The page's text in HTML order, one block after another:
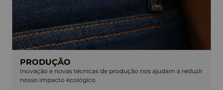
PRODUÇÃO
Inovação e novas técnicas de produção nos ajudam a reduzir
nosso impacto ecológico.